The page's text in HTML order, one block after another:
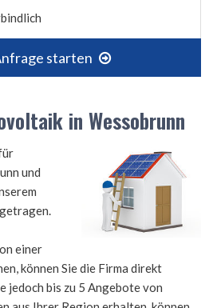
starten
in Wessobrunn
und
einer
können Sie die Firma direkt
jedoch bis zu 5 Angebote von